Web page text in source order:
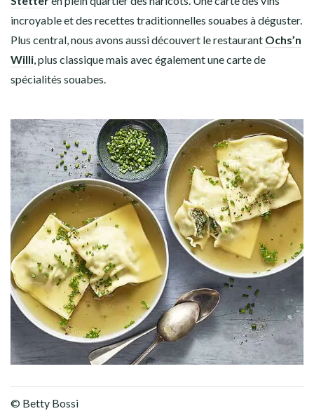
incroyable et des recettes traditionnelles souabes à déguster.
Plus central, nous avons aussi découvert le restaurant Ochs’n
Willi , plus classique mais avec également une carte de
spécialités souabes.
© Betty Bossi